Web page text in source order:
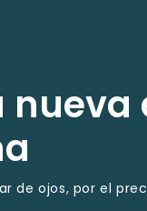
de ojos, por el